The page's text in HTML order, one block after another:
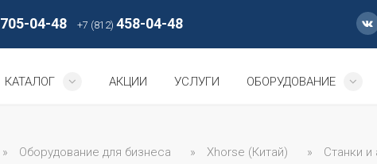
705-04-48 +7 (812) 458-04-48
КАТАЛОГ АКЦИИ УСЛУГИ ОБОРУДОВАНИЕ
» Оборудование для бизнеса » Xhorse (Китай) » Станки